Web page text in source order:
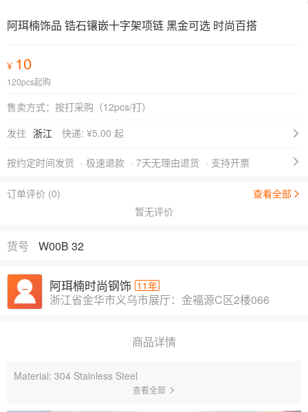
阿珥楠饰品 锆石镶嵌十字架项链 黑金可选 时尚百搭
¥ 10
120pcs起购
售卖方式： 按打采购（12pcs/打）
发往 浙江 快递: ¥5.00 起
按约定时间发货 · 极速退款 · 7天无理由退货 · 支持开票
订单评价 (0)
查看全部
暂无评价
货号 W00B 32
阿珥楠时尚钢饰 11年
浙江省金华市义乌市展厅：金福源C区2楼066
商品详情
Material: 304 Stainless Steel
查看全部